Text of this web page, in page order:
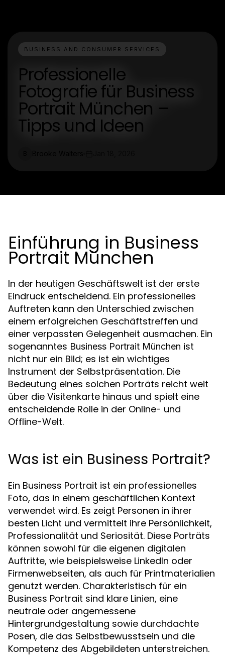
BUSINESS AND CONSUMER SERVICES
Professionelle
Fotografie für Business
Portrait München –
Tipps und Ideen
Einführung in Business
Portrait München
In der heutigen Geschäftswelt ist der erste
Eindruck entscheidend. Ein professionelles
Auftreten kann den Unterschied zwischen
einem erfolgreichen Geschäftstreffen und
einer verpassten Gelegenheit ausmachen. Ein
sogenanntes Business Portrait München ist
nicht nur ein Bild; es ist ein wichtiges
Instrument der Selbstpräsentation. Die
Bedeutung eines solchen Porträts reicht weit
über die Visitenkarte hinaus und spielt eine
entscheidende Rolle in der Online- und
Offline-Welt.
Was ist ein Business Portrait?
Ein Business Portrait ist ein professionelles
Foto, das in einem geschäftlichen Kontext
verwendet wird. Es zeigt Personen in ihrer
besten Licht und vermittelt ihre Persönlichkeit,
Professionalität und Seriosität. Diese Porträts
können sowohl für die eigenen digitalen
Auftritte, wie beispielsweise LinkedIn oder
Firmenwebseiten, als auch für Printmaterialien
genutzt werden. Charakteristisch für ein
Business Portrait sind klare Linien, eine
neutrale oder angemessene
Hintergrundgestaltung sowie durchdachte
Posen, die das Selbstbewusstsein und die
Kompetenz des Abgebildeten unterstreichen.